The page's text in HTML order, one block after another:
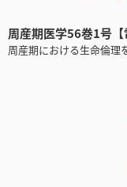
周産期医学56巻1号【
周産期における生命倫理